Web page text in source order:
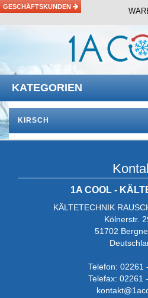
GESCHÄFTSKUNDEN
KATEGORIEN
KIRSCH
1A COOL -
KÄLTETECHNIK
Kölnerstr.
51702
Telefon: 02261
Telefax: 02261